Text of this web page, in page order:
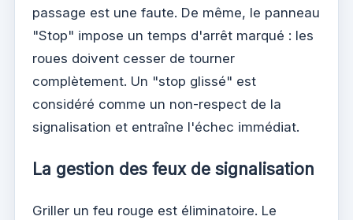
passage est une faute. De même, le panneau
"Stop" impose un temps d'arrêt marqué : les
roues doivent cesser de tourner
complètement. Un "stop glissé" est
considéré comme un non-respect de la
signalisation et entraîne l'échec immédiat.
La gestion des feux de signalisation
Griller un feu rouge est éliminatoire. Le